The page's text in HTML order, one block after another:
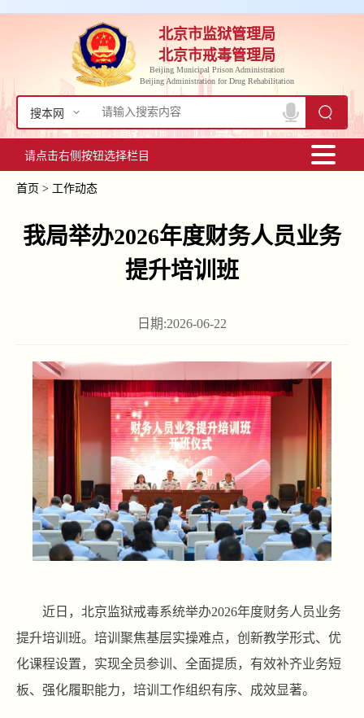
北京市监狱管理局
北京市戒毒管理局
Beijing Municipal Prison Administration
Beijing Administration for Drug Rehabilitation
搜本网
请点击右侧按钮选择栏目
首页 > 工作动态
我局举办2026年度财务人员业务
提升培训班
日期:2026-06-22
近日，北京监狱戒毒系统举办2026年度财务人员业务
提升培训班。培训聚焦基层实操难点，创新教学形式、优
化课程设置，实现全员参训、全面提质，有效补齐业务短
板、强化履职能力，培训工作组织有序、成效显著。